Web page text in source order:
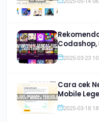
2025-03-23
Cara cek
Mobile
2025-03-18